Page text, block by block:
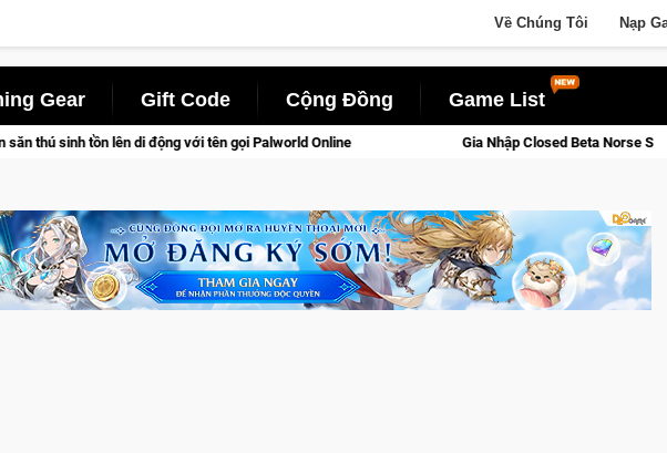
Về Chúng Tôi Nạp
Gear Gift Code Cộng Đồng Game List
với tên gọi Palworld Online Gia Nhập Closed Beta Norse Saga: Cửu Giới Thức Tỉnh,